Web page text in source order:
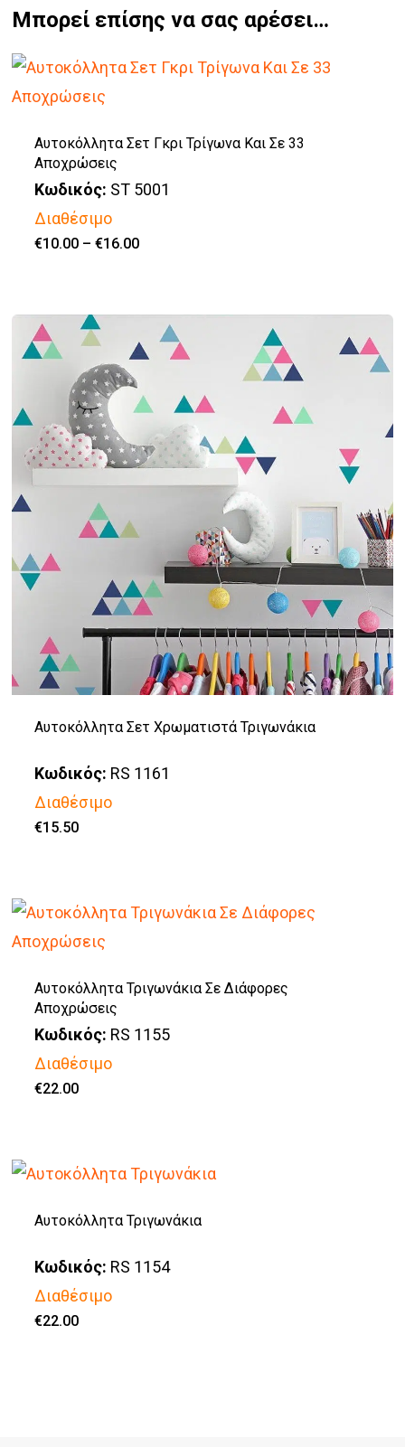
Μπορεί επίσης να σας αρέσει…
Αυτοκόλλητα Σετ Γκρι Τρίγωνα Και Σε 33
Αποχρώσεις
Κωδικός: ST 5001
Διαθέσιμο
€10.00 – €16.00Price
Αυτό
προϊόν
πολλαπλές
παραλλαγές.
Οι
επιλογές
μπορούν
να
επιλεγούν
σελίδα
του
προϊόντος
Αυτοκόλλητα Σετ Χρωματιστά Τριγωνάκια
Κωδικός: RS 1161
Διαθέσιμο
€15.50
Αυτοκόλλητα Τριγωνάκια Σε Διάφορες
Αποχρώσεις
Κωδικός: RS 1155
Διαθέσιμο
€22.00
Αυτοκόλλητα Τριγωνάκια
Κωδικός: RS 1154
Διαθέσιμο
€22.00